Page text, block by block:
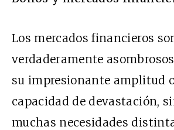
Los mercados financieros
verdaderamente
su impresionante amplitud
capacidad de devastación,
muchas necesidades